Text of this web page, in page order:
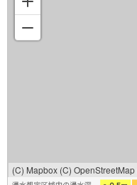
(C) Mapbox (C) OpenStreetMap